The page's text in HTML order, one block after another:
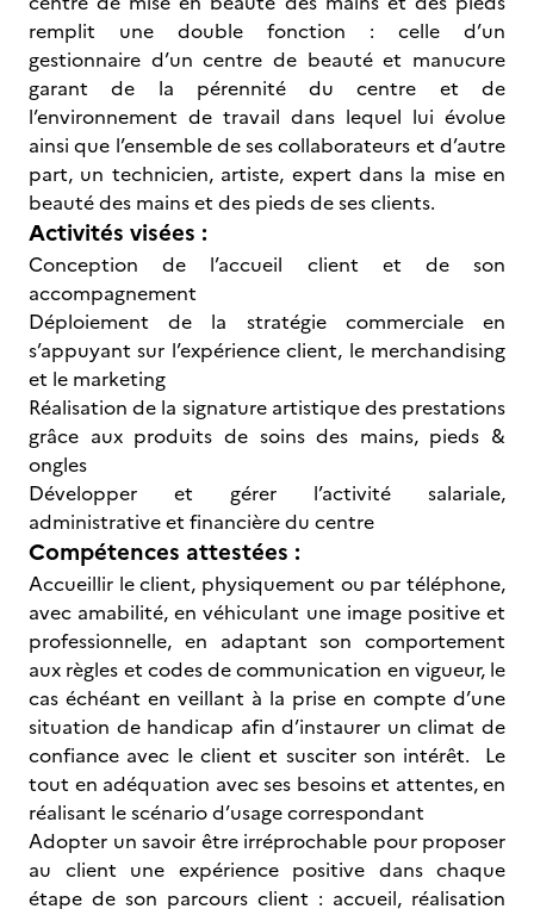
remplit une double fonction : celle d’un
gestionnaire d’un centre de beauté et manucure
garant de la pérennité du centre et de
l’environnement de travail dans lequel lui évolue
ainsi que l’ensemble de ses collaborateurs et d’autre
part, un technicien, artiste, expert dans la mise en
beauté des mains et des pieds de ses clients.
Activités visées :
Conception de l’accueil client et de son
accompagnement
Déploiement de la stratégie commerciale en
s’appuyant sur l’expérience client, le merchandising
et le marketing
Réalisation de la signature artistique des prestations
grâce aux produits de soins des mains, pieds &
ongles
Développer et gérer l’activité salariale,
administrative et financière du centre
Compétences attestées :
Accueillir le client, physiquement ou par téléphone,
avec amabilité, en véhiculant une image positive et
professionnelle, en adaptant son comportement
aux règles et codes de communication en vigueur, le
cas échéant en veillant à la prise en compte d’une
situation de handicap afin d’instaurer un climat de
confiance avec le client et susciter son intérêt. Le
tout en adéquation avec ses besoins et attentes, en
réalisant le scénario d’usage correspondant
Adopter un savoir être irréprochable pour proposer
au client une expérience positive dans chaque
étape de son parcours client : accueil, réalisation